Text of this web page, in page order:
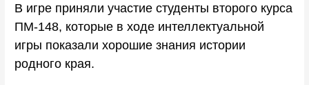
В игре приняли участие студенты второго курса
ПМ-148, которые в ходе интеллектуальной
игры показали хорошие знания истории
родного края.